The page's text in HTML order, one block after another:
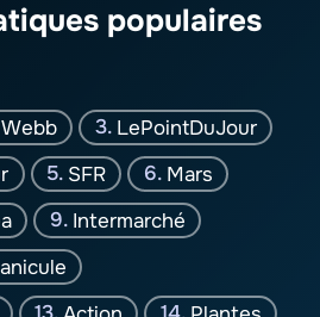
populaires
LePointDuJour
SFR
Mars
Intermarché